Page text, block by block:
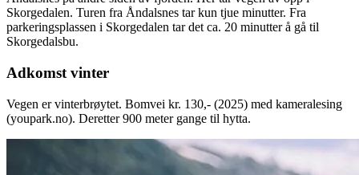
Skorgedalen. Turen fra Åndalsnes tar kun tjue minutter. Fra
parkeringsplassen i Skorgedalen tar det ca. 20 minutter å gå til
Skorgedalsbu.
Adkomst vinter
Vegen er vinterbrøytet. Bomvei kr. 130,- (2025) med kameralesing
(youpark.no). Deretter 900 meter gange til hytta.